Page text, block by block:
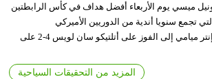
ميسي يوم الأربعاء أفضل هداف في كأس الرابطتين
تجمع سنويا أندية من الدوريين الأميركي
والمكسيكي، بعدما قاد إنتر ميامي إلى الفوز على أتلتيكو سان لويس 4-2 على
المزيد من التحقيقات السياحية